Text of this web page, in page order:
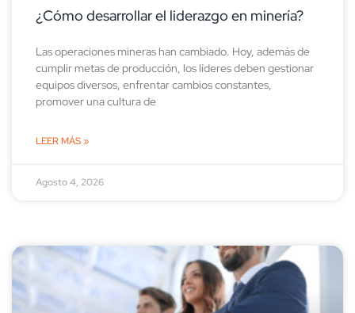
¿Cómo desarrollar el liderazgo en minería?
Las operaciones mineras han cambiado. Hoy, además de
cumplir metas de producción, los líderes deben gestionar
equipos diversos, enfrentar cambios constantes,
promover una cultura de
LEER MÁS »
Agosto 4, 2026